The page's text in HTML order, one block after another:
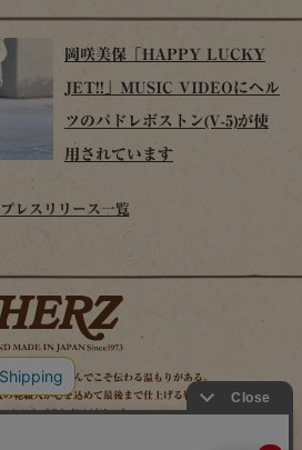
岡咲美保「HAPPY LUCKY
JET!!」MUSIC VIDEOにヘル
ツのパドレボストン(V-5)が使
用されています
プレスリリース一覧
ある。使い込んでこそ伝わる温もりがある。
鞄職人が心を込めて最後まで仕上げる鞄作り。
ルツのブランドスピリット。